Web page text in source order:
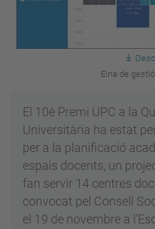
Eina de
El 10è Premi UPC a la
Universitària ha estat
per a la planificació
espais docents, un
fan servir 14 centres
convocat pel Consell
el 19 de novembre a